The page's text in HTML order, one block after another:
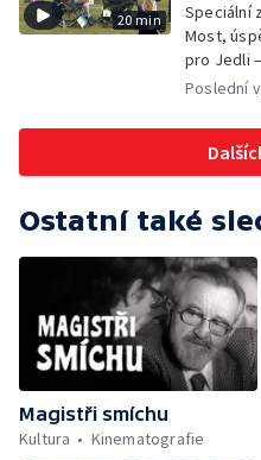
20 min
Speciální
Most,
pro Jedli
Poslední
Ostatní také
Magistři smíchu
Kultura
Kinematografie